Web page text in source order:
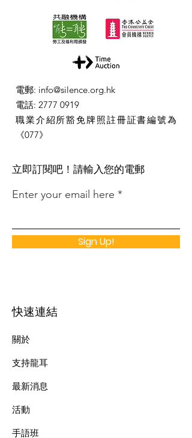
電郵: info@silence.org.hk
電話: 2777 0919
職業介紹所豁免牌照註冊証書編號為
《077》
​立即訂閱吧！請輸入您的電郵
Enter your email here
Sign Up!
快速連結
關於
支持龍耳
最新消息
​活動
手語班